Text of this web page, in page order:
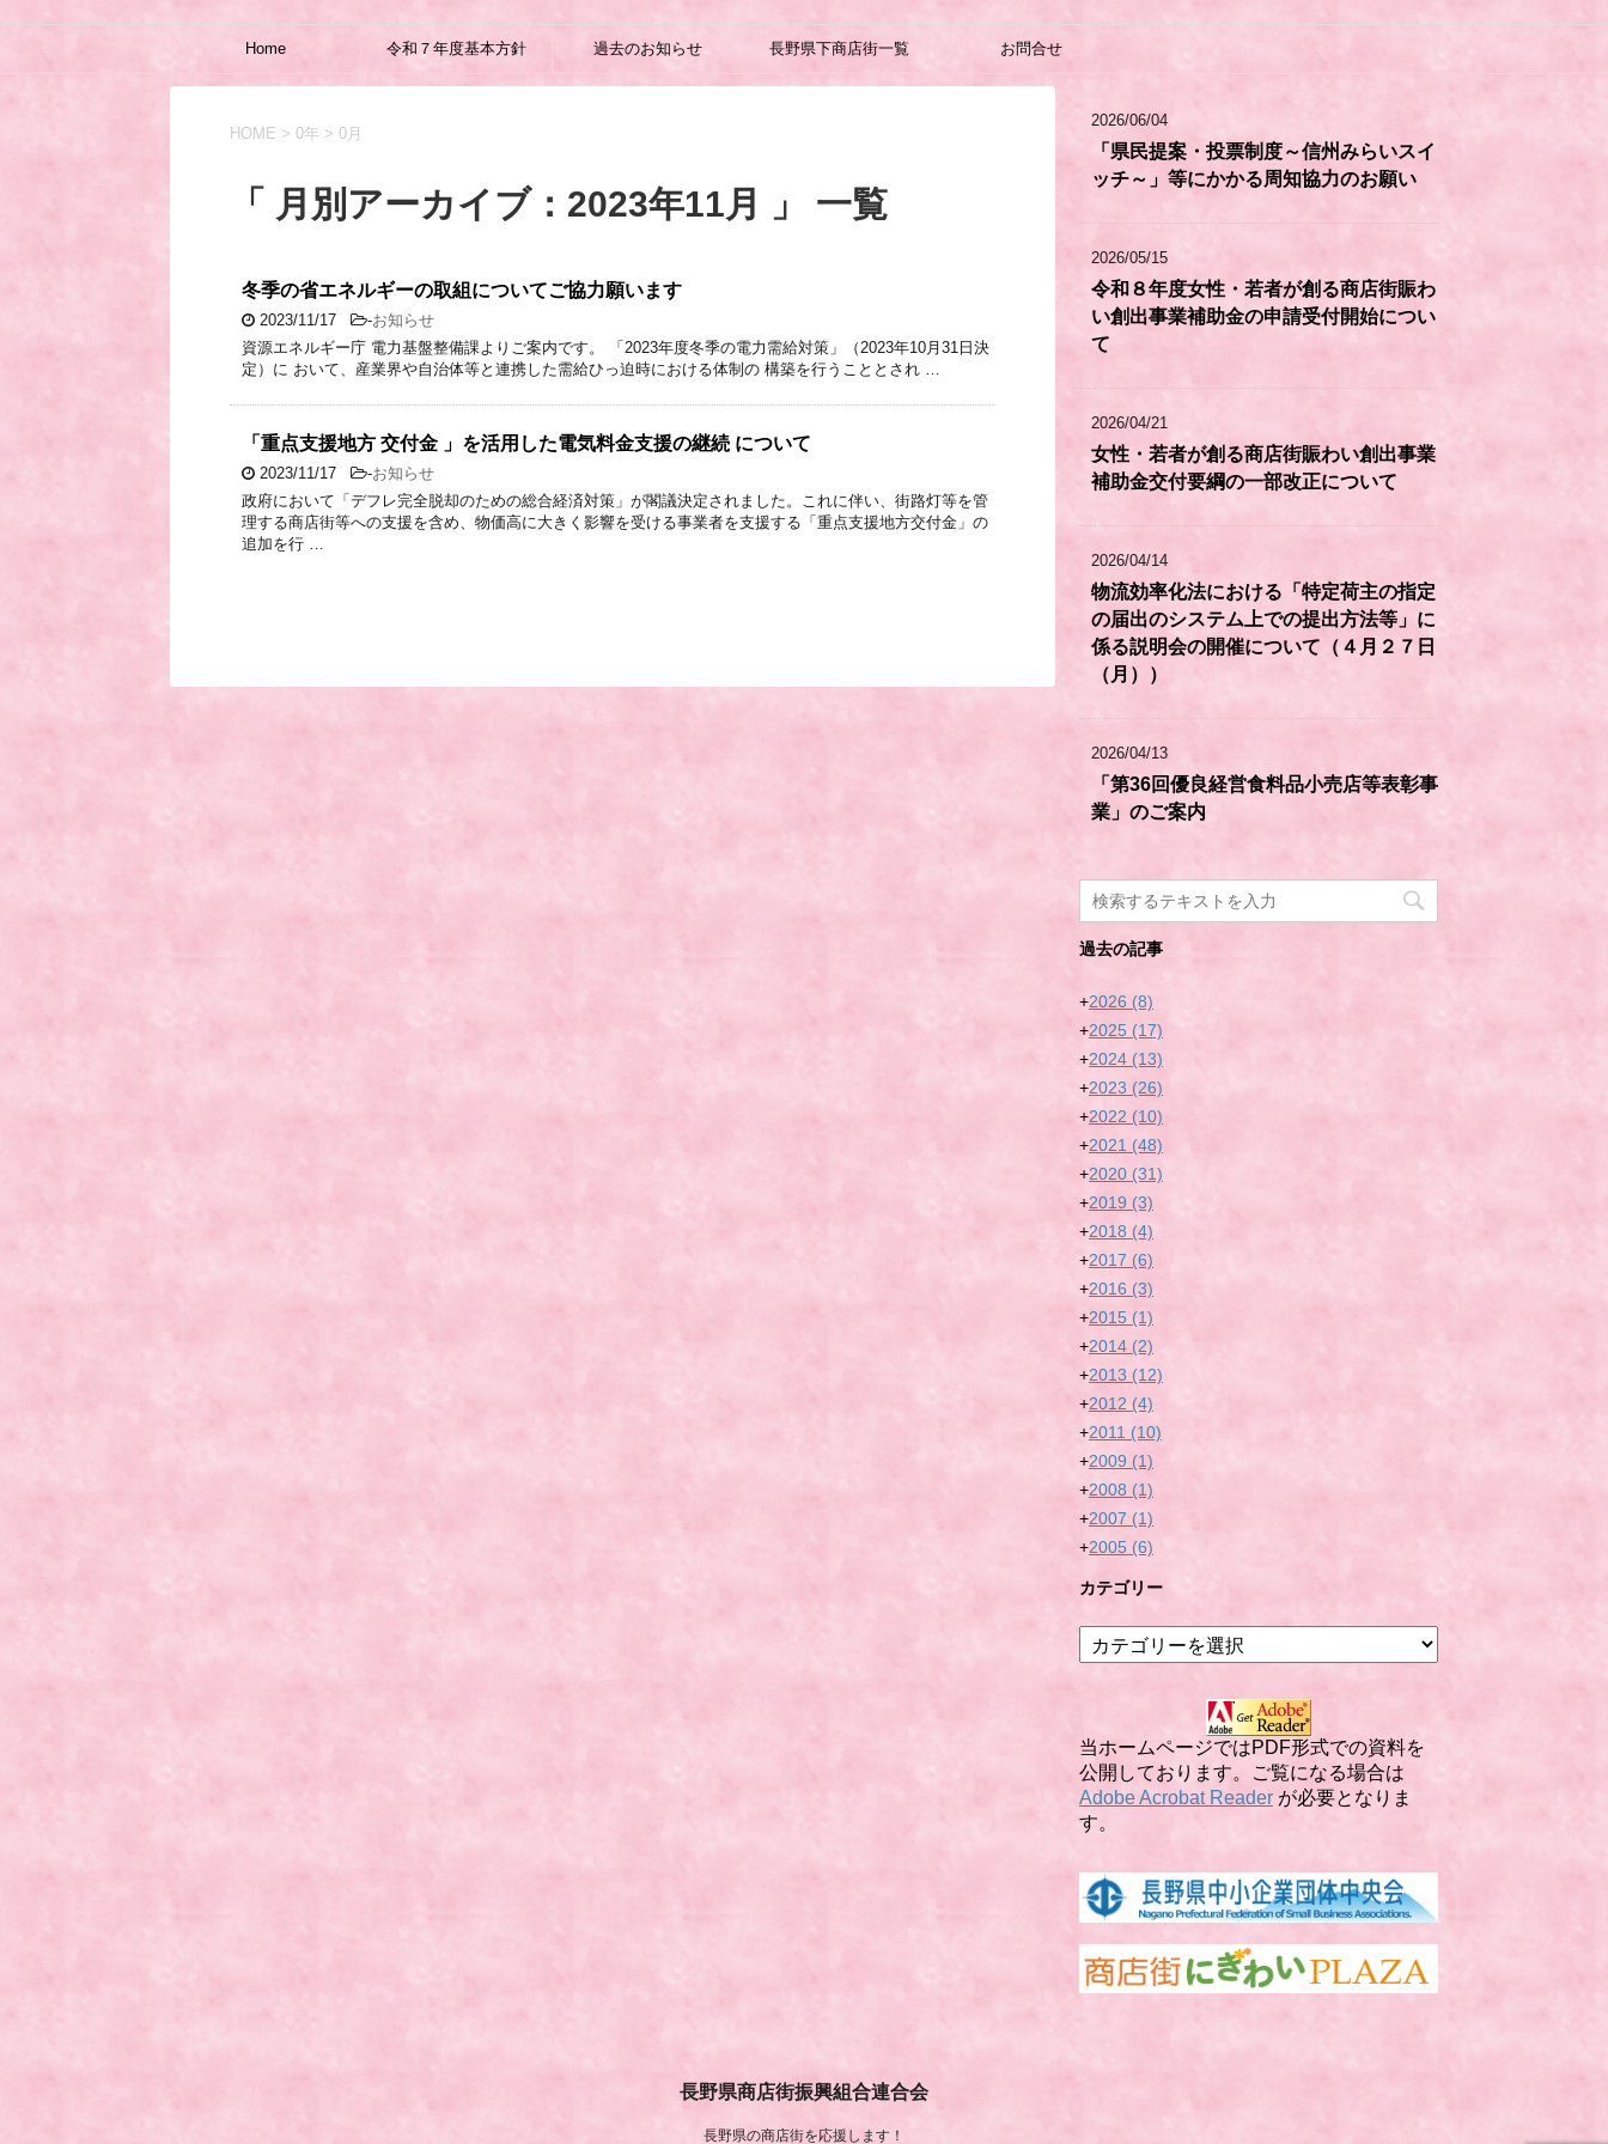
Home 令和７年度基本方針 過去のお知らせ 長野県下商店街一覧 お問合せ
HOME > 0年 > 0月
「 月別アーカイブ：2023年11月 」 一覧
冬季の省エネルギーの取組についてご協力願います
2023/11/17 -お知らせ
資源エネルギー庁 電力基盤整備課よりご案内です。 「2023年度冬季の電力需給対策」（2023年10月31日決
定）に おいて、産業界や自治体等と連携した需給ひっ迫時における体制の 構築を行うこととされ …
「重点支援地方 交付金 」を活用した電気料金支援の継続 について
2023/11/17 -お知らせ
政府において「デフレ完全脱却のための総合経済対策」が閣議決定されました。これに伴い、街路灯等を管
理する商店街等への支援を含め、物価高に大きく影響を受ける事業者を支援する「重点支援地方交付金」の
追加を行 …
2026/06/04
「県民提案・投票制度～信州みらいスイ
ッチ～」等にかかる周知協力のお願い
2026/05/15
令和８年度女性・若者が創る商店街賑わ
い創出事業補助金の申請受付開始につい
て
2026/04/21
女性・若者が創る商店街賑わい創出事業
補助金交付要綱の一部改正について
2026/04/14
物流効率化法における「特定荷主の指定
の届出のシステム上での提出方法等」に
係る説明会の開催について（４月２７日
（月））
2026/04/13
「第36回優良経営食料品小売店等表彰事
業」のご案内
過去の記事
+2026 (8)
+2025 (17)
+2024 (13)
+2023 (26)
+2022 (10)
+2021 (48)
+2020 (31)
+2019 (3)
+2018 (4)
+2017 (6)
+2016 (3)
+2015 (1)
+2014 (2)
+2013 (12)
+2012 (4)
+2011 (10)
+2009 (1)
+2008 (1)
+2007 (1)
+2005 (6)
カテゴリー
テ
ー
当ホームページではPDF形式での資料を
公開しております。ご覧になる場合は
Adobe Acrobat Reader が必要となりま
す。
長野県商店街振興組合連合会
長野県の商店街を応援します！